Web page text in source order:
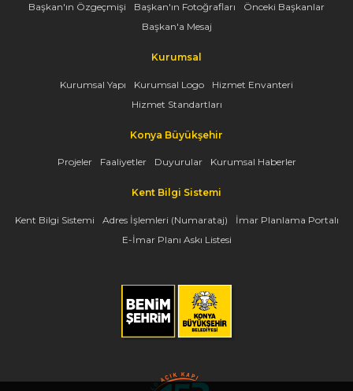
Başkan'ın Özgeçmişi Başkan'ın Fotoğrafları
Önceki Başkanlar
Başkan'a Mesaj
Kurumsal
Kurumsal Yapı Kurumsal Logo
Hizmet Envanteri
Hizmet Standartları
Konya Büyükşehir
Projeler Faaliyetler Duyurular Kurumsal Haberler
Kent Bilgi Sistemi
Kent Bilgi Sistemi Adres İşlemleri (Numarataj)
İmar Planlama Portalı
E-İmar Planı Askı Listesi